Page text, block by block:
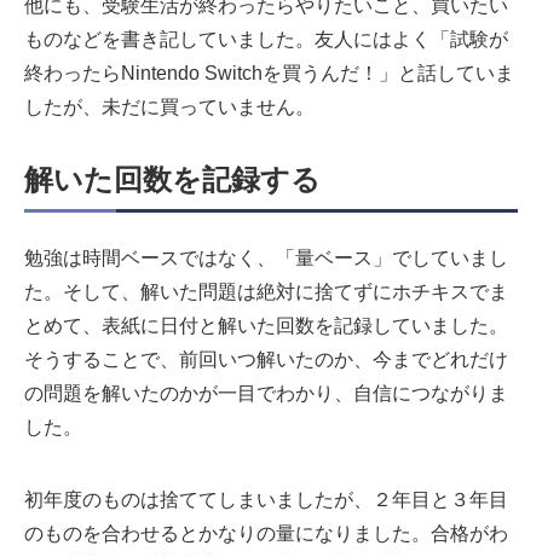
他にも、受験生活が終わったらやりたいこと、買いたい
ものなどを書き記していました。友人にはよく「試験が
終わったらNintendo Switchを買うんだ！」と話していま
したが、未だに買っていません。
解いた回数を記録する
勉強は時間ベースではなく、「量ベース」でしていまし
た。そして、解いた問題は絶対に捨てずにホチキスでま
とめて、表紙に日付と解いた回数を記録していました。
そうすることで、前回いつ解いたのか、今までどれだけ
の問題を解いたのかが一目でわかり、自信につながりま
した。
初年度のものは捨ててしまいましたが、２年目と３年目
のものを合わせるとかなりの量になりました。合格がわ